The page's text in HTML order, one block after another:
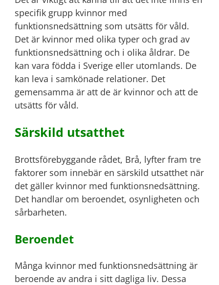
specifik grupp kvinnor med
funktionsnedsättning som utsätts för våld.
Det är kvinnor med olika typer och grad av
funktionsnedsättning och i olika åldrar. De
kan vara födda i Sverige eller utomlands. De
kan leva i samkönade relationer. Det
gemensamma är att de är kvinnor och att de
utsätts för våld.
Särskild utsatthet
Brottsförebyggande rådet, Brå, lyfter fram tre
faktorer som innebär en särskild utsatthet när
det gäller kvinnor med funktionsnedsättning.
Det handlar om beroendet, osynligheten och
sårbarheten.
Beroendet
Många kvinnor med funktionsnedsättning är
beroende av andra i sitt dagliga liv. Dessa